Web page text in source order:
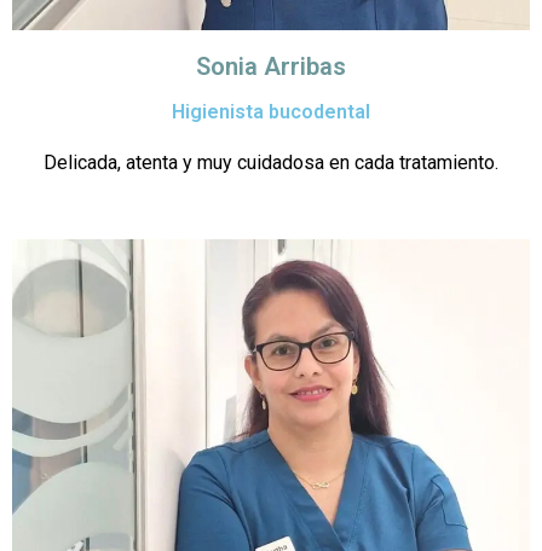
Sonia Arribas
Higienista bucodental
Delicada, atenta y muy cuidadosa en cada tratamiento.